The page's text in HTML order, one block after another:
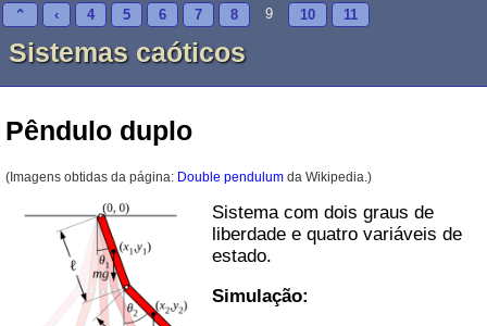
⌃ ‹ 4 5 6 7 8 9 10 11
Sistemas caóticos
Pêndulo duplo
(Imagens obtidas da página: Double pendulum da Wikipedia.)
Sistema com dois graus de
liberdade e quatro variáveis de
estado.
Simulação: